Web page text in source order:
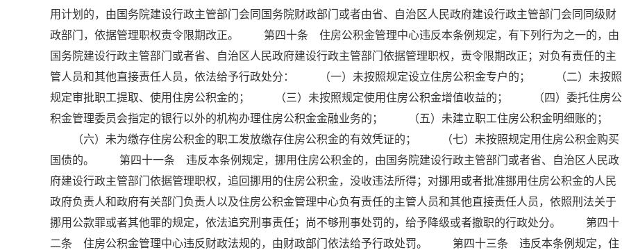
用计划的，由国务院建设行政主管部门会同国务院财政部门或者由省、自治区人民政府建设行政主管部门会同同级财
政部门，依据管理职权责令限期改正。 第四十条 住房公积金管理中心违反本条例规定，有下列行为之一的，由
国务院建设行政主管部门或者省、自治区人民政府建设行政主管部门依据管理职权，责令限期改正；对负有责任的主
管人员和其他直接责任人员，依法给予行政处分： （一）未按照规定设立住房公积金专户的； （二）未按照
规定审批职工提取、使用住房公积金的； （三）未按照规定使用住房公积金增值收益的； （四）委托住房公
积金管理委员会指定的银行以外的机构办理住房公积金金融业务的； （五）未建立职工住房公积金明细账的；
（六）未为缴存住房公积金的职工发放缴存住房公积金的有效凭证的； （七）未按照规定用住房公积金购买
国债的。 第四十一条 违反本条例规定，挪用住房公积金的，由国务院建设行政主管部门或者省、自治区人民政
府建设行政主管部门依据管理职权，追回挪用的住房公积金，没收违法所得；对挪用或者批准挪用住房公积金的人民
政府负责人和政府有关部门负责人以及住房公积金管理中心负有责任的主管人员和其他直接责任人员，依照刑法关于
挪用公款罪或者其他罪的规定，依法追究刑事责任；尚不够刑事处罚的，给予降级或者撤职的行政处分。 第四十
二条 住房公积金管理中心违反财政法规的，由财政部门依法给予行政处罚。 第四十三条 违反本条例规定，住